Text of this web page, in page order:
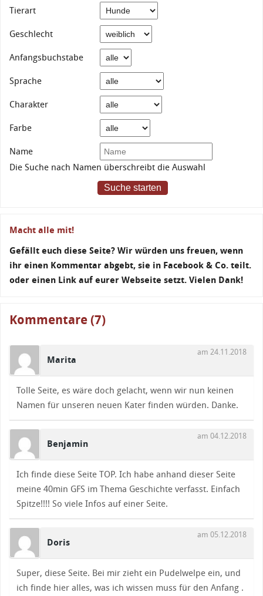
Tierart
Geschlecht
Anfangsbuchstabe
Sprache
Charakter
Farbe
Name
Die Suche nach Namen überschreibt die Auswahl
Suche starten
Macht alle mit!
Gefällt euch diese Seite? Wir würden uns freuen, wenn
ihr einen Kommentar abgebt, sie in Facebook & Co. teilt.
oder einen Link auf eurer Webseite setzt. Vielen Dank!
Kommentare (7)
Marita
am 24.11.2018
Tolle Seite, es wäre doch gelacht, wenn wir nun keinen
Namen für unseren neuen Kater finden würden. Danke.
Benjamin
am 04.12.2018
Ich finde diese Seite TOP. Ich habe anhand dieser Seite
meine 40min GFS im Thema Geschichte verfasst. Einfach
Spitze!!!! So viele Infos auf einer Seite.
Doris
am 05.12.2018
Super, diese Seite. Bei mir zieht ein Pudelwelpe ein, und
ich finde hier alles, was ich wissen muss für den Anfang .